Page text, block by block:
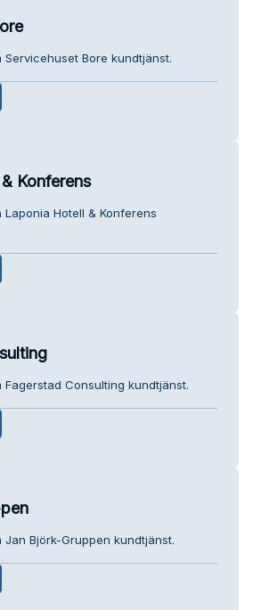
Servicehuset Bore kundtjänst.
Konferens
Hotell & Konferens
Fagerstad Consulting kundtjänst.
Jan Björk-Gruppen kundtjänst.